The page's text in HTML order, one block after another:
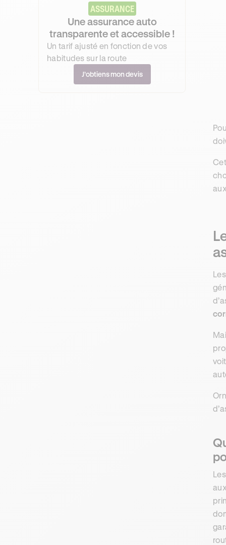
ASSURANCE
Une assurance auto
transparente et accessible !
Un tarif ajusté en fonction de vos
habitudes sur la route
J’obtiens mon devis